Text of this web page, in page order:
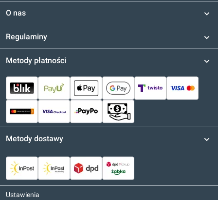
O nas
Regulaminy
Metody płatności
Metody dostawy
Ustawienia